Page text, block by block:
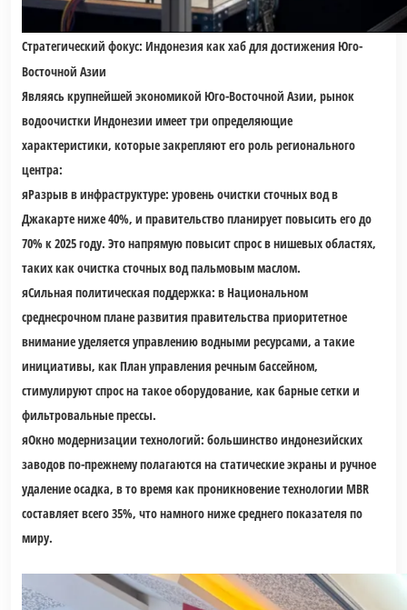
Стратегический фокус: Индонезия как хаб для достижения Юго-
Восточной Азии
Являясь крупнейшей экономикой Юго-Восточной Азии, рынок
водоочистки Индонезии имеет три определяющие
характеристики, которые закрепляют его роль регионального
центра:
яРазрыв в инфраструктуре: уровень очистки сточных вод в
Джакарте ниже 40%, и правительство планирует повысить его до
70% к 2025 году. Это напрямую повысит спрос в нишевых областях,
таких как очистка сточных вод пальмовым маслом.
яСильная политическая поддержка: в Национальном
среднесрочном плане развития правительства приоритетное
внимание уделяется управлению водными ресурсами, а такие
инициативы, как План управления речным бассейном,
стимулируют спрос на такое оборудование, как барные сетки и
фильтровальные прессы.
яОкно модернизации технологий: большинство индонезийских
заводов по-прежнему полагаются на статические экраны и ручное
удаление осадка, в то время как проникновение технологии MBR
составляет всего 35%, что намного ниже среднего показателя по
миру.